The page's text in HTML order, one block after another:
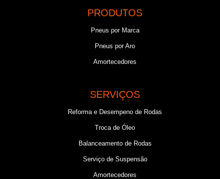
PRODUTOS
Pneus por Marca
Pneus por Aro
Amortecedores
SERVIÇOS
Reforma e Desempeno de Rodas
Troca de Óleo
Balanceamento de Rodas
Serviço de Suspensão
Amortecedores